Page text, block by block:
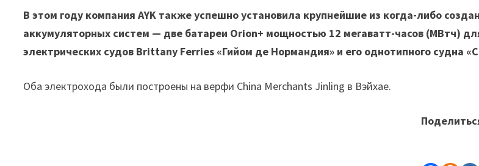
В этом году компания AYK также успешно установила крупнейшие из когда-либо
аккумуляторных систем — две батареи Orion+ мощностью 12 мегаватт-часов (МВтч)
электрических судов Brittany Ferries «Гийом де Нормандия» и его однотипного судна
Оба электрохода были построены на верфи China Merchants Jinling в Вэйхае.